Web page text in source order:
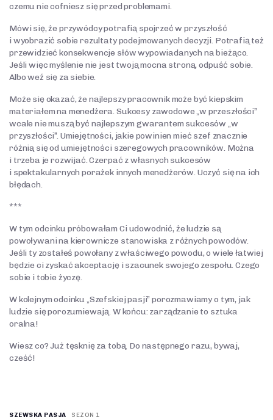
czemu nie cofniesz się przed problemami.
Mówi się, że przywódcy potrafią spojrzeć w przyszłość
i wyobrazić sobie rezultaty podejmowanych decyzji. Potrafią też
przewidzieć konsekwencje słów wypowiadanych na bieżąco.
Jeśli więc myślenie nie jest twoją mocna stroną, odpuść sobie.
Albo weź się za siebie.
Może się okazać, że najlepszy pracownik może być kiepskim
materiałem na menedżera. Sukcesy zawodowe „w przeszłości”
wcale nie muszą być najlepszym gwarantem sukcesów „w
przyszłości”. Umiejętności, jakie powinien mieć szef znacznie
różnią się od umiejętności szeregowych pracowników. Można
i trzeba je rozwijać. Czerpać z własnych sukcesów
i spektakularnych porażek innych menedżerów. Uczyć się na ich
błędach.
***
W tym odcinku próbowałam Ci udowodnić, że ludzie są
powoływani na kierownicze stanowiska z różnych powodów.
Jeśli ty zostałeś powołany z właściwego powodu, o wiele łatwiej
będzie ci zyskać akceptację i szacunek swojego zespołu. Czego
sobie i tobie życzę.
W kolejnym odcinku „Szefskiej pasji” porozmawiamy o tym, jak
ludzie się porozumiewają. W końcu: zarządzanie to sztuka
oralna!
Wiesz co? Już tęsknię za tobą. Do następnego razu, bywaj,
cześć!
SZEWSKA PASJA SEZON 1